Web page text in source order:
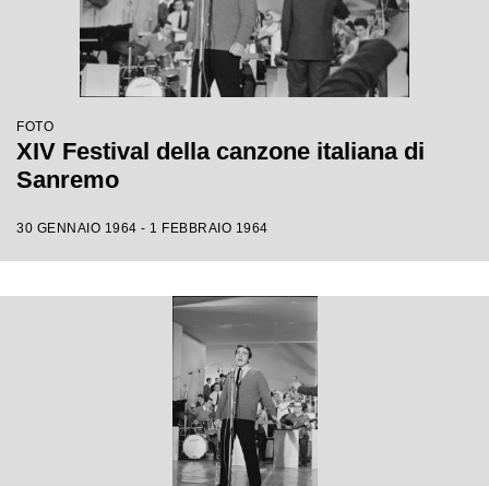
FOTO
XIV Festival della canzone italiana di
Sanremo
30 GENNAIO 1964 - 1 FEBBRAIO 1964